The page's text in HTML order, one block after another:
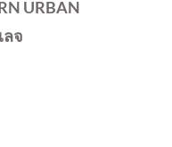
URBAN
ลจ